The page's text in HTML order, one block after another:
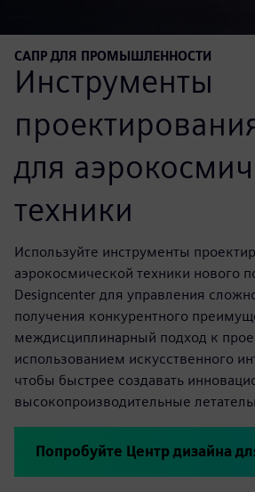
САПР ДЛЯ ПРОМЫШЛЕННОСТИ
Инструменты
для
техники
Используйте инструменты
аэрокосмической техники нового
Designcenter для управления
получения конкурентного
междисциплинарный подход к
использованием искусственного
чтобы быстрее создавать
высокопроизводительные
Попробуйте Центр дизайна